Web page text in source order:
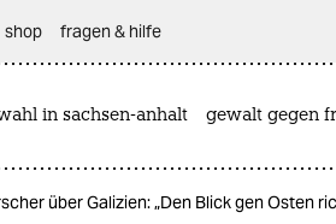
shop fragen & hilfe
in sachsen-anhalt gewalt gegen
über Galizien: „Den Blick gen Osten